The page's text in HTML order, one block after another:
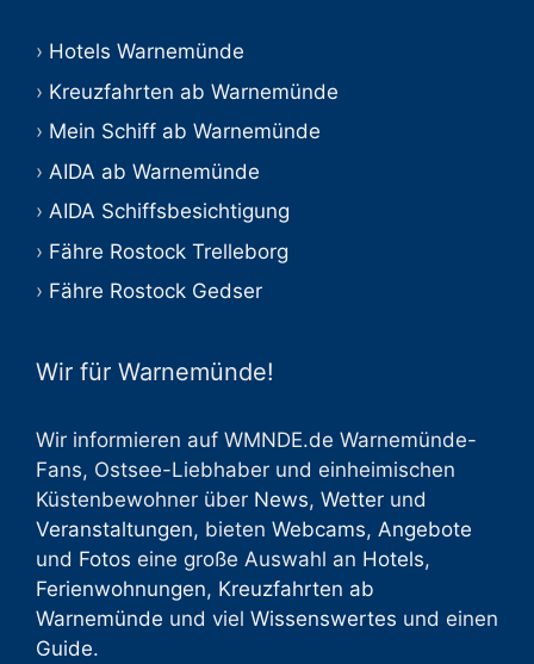
Hotels Warnemünde
Kreuzfahrten ab Warnemünde
Mein Schiff ab Warnemünde
AIDA ab Warnemünde
AIDA Schiffsbesichtigung
Fähre Rostock Trelleborg
Fähre Rostock Gedser
Wir für Warnemünde!
Wir informieren auf WMNDE.de Warnemünde-
Fans, Ostsee-Liebhaber und einheimischen
Küstenbewohner über News, Wetter und
Veranstaltungen, bieten Webcams, Angebote
und Fotos eine große Auswahl an Hotels,
Ferienwohnungen, Kreuzfahrten ab
Warnemünde und viel Wissenswertes und einen
Guide.